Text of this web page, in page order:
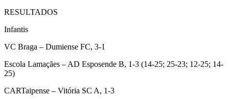
RESULTADOS
Infantis
VC Braga – Dumiense FC, 3-1
Escola Lamaçães – AD Esposende B, 1-3 (14-25; 25-23; 12-25; 14-
25)
CARTaipense – Vitória SC A, 1-3